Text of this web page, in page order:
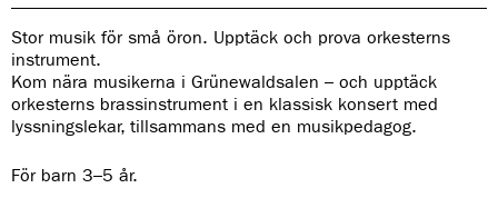
Stor musik för små öron. Upptäck och prova orkesterns
instrument.
Kom nära musikerna i Grünewaldsalen – och upptäck
orkesterns brassinstrument i en klassisk konsert med
lyssningslekar, tillsammans med en musikpedagog.
För barn 3–5 år.